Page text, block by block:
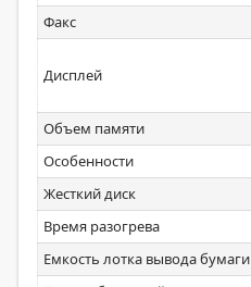
Факс
Дисплей
Объем памяти
Особенности
Жесткий диск
Время разогрева
Емкость лотка вывода бумаги